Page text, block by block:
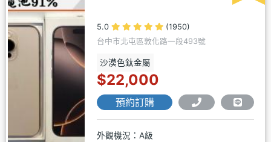
5.0
(1950)
台中市北屯區敦化路一段493號
沙漠色鈦金屬
$22,000
預約訂購
外觀機況：A級